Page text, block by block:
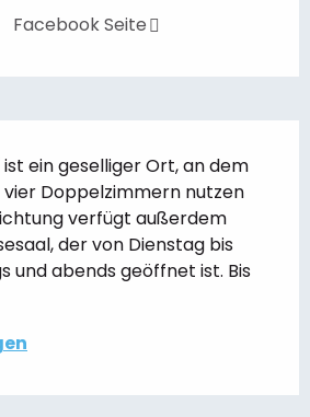
Facebook Seite
ein geselliger Ort, an dem
vier Doppelzimmern nutzen
verfügt außerdem
der von Dienstag bis
und abends geöffnet ist. Bis